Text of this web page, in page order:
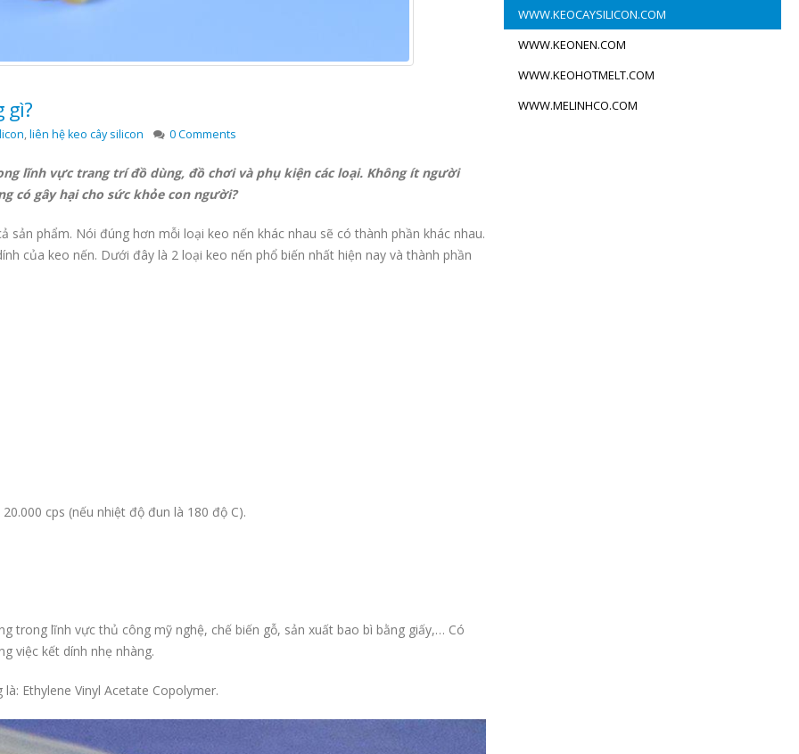
gì?
,liên hệ keo cây silicon 0 Comments
lĩnh vực trang trí đồ dùng, đồ chơi và phụ kiện các loại. Không ít người
có gây hại cho sức khỏe con người?
sản phẩm. Nói đúng hơn mỗi loại keo nến khác nhau sẽ có thành phần khác nhau.
của keo nến. Dưới đây là 2 loại keo nến phổ biến nhất hiện nay và thành phần
cps (nếu nhiệt độ đun là 180 độ C).
trong lĩnh vực thủ công mỹ nghệ, chế biến gỗ, sản xuất bao bì bằng giấy,… Có
việc kết dính nhẹ nhàng.
Ethylene Vinyl Acetate Copolymer.
WWW.KEOCAYSILICON.COM
WWW.KEONEN.COM
WWW.KEOHOTMELT.COM
WWW.MELINHCO.COM